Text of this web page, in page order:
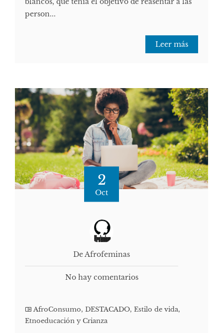
person...
Leer más
2
Oct
De Afrofeminas
No hay comentarios
AfroConsumo, DESTACADO, Estilo de vida,
Etnoeducación y Crianza